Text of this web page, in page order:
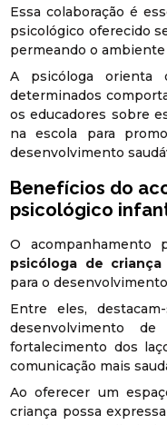
Essa colaboração é
psicológico oferecido
permeando o
A psicóloga orienta
determinados
os educadores sobre
na escola para
desenvolvimento
Benefícios do
psicológico
O acompanhamento
psicóloga de criança
para o
Entre eles,
desenvolvimento de
fortalecimento dos
comunicação mais
Ao oferecer um
criança possa